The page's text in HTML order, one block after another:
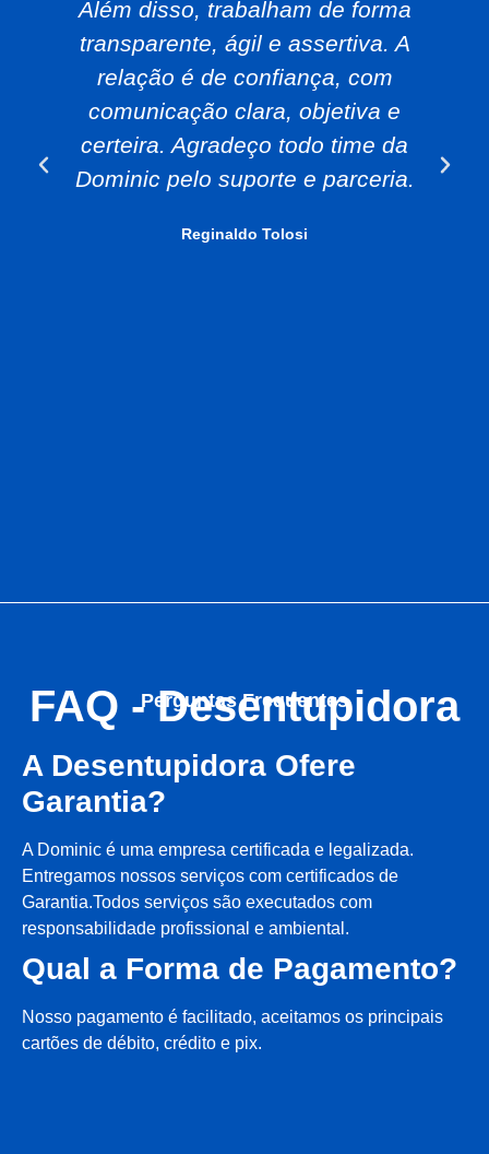
Além disso, trabalham de forma
transparente, ágil e assertiva. A
relação é de confiança, com
comunicação clara, objetiva e
certeira. Agradeço todo time da
Dominic pelo suporte e parceria.
Reginaldo Tolosi
Perguntas Frequentes
FAQ - Desentupidora
A Desentupidora Ofere
Garantia?
A Dominic é uma empresa certificada e legalizada.
Entregamos nossos serviços com certificados de
Garantia.Todos serviços são executados com
responsabilidade profissional e ambiental.
Qual a Forma de Pagamento?
Nosso pagamento é facilitado, aceitamos os principais
cartões de débito, crédito e pix.